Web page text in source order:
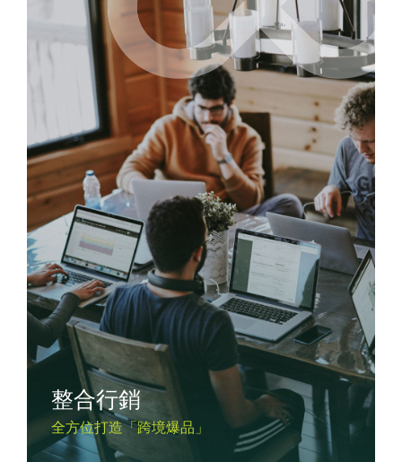
整合行銷
全方位打造「跨境爆品」